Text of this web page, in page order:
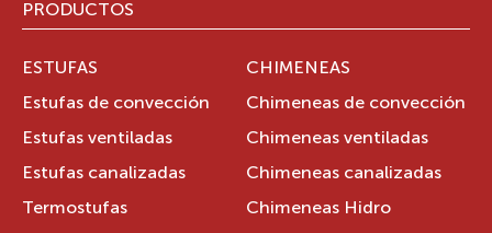
PRODUCTOS
ESTUFAS
Estufas de convección
Estufas ventiladas
Estufas canalizadas
Termostufas
CHIMENEAS
Chimeneas de convección
Chimeneas ventiladas
Chimeneas canalizadas
Chimeneas Hidro